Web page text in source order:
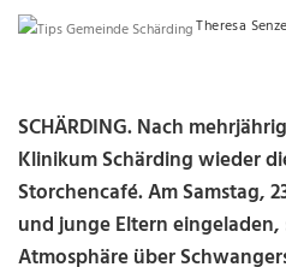
Theresa
SCHÄRDING. Nach
Klinikum Schärding wieder
Storchencafé. Am Samstag,
und junge Eltern
Atmosphäre über